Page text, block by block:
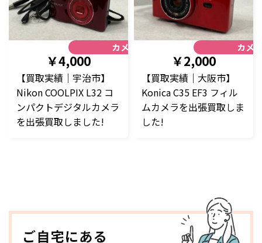
カメラ
￥4,000
【買取実績｜宇治市】
Nikon COOLPIX L32 コ
ンパクトデジタルカメラ
を出張買取しました!
カメ
￥2,000
【買取実績｜大阪市】
Konica C35 EF3 フィル
ムカメラを出張買取しま
した!